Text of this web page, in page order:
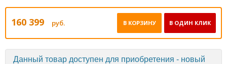
160 399 руб. В ОДИН КЛИК
В КОРЗИНУ
Данный товар доступен для приобретения - новый